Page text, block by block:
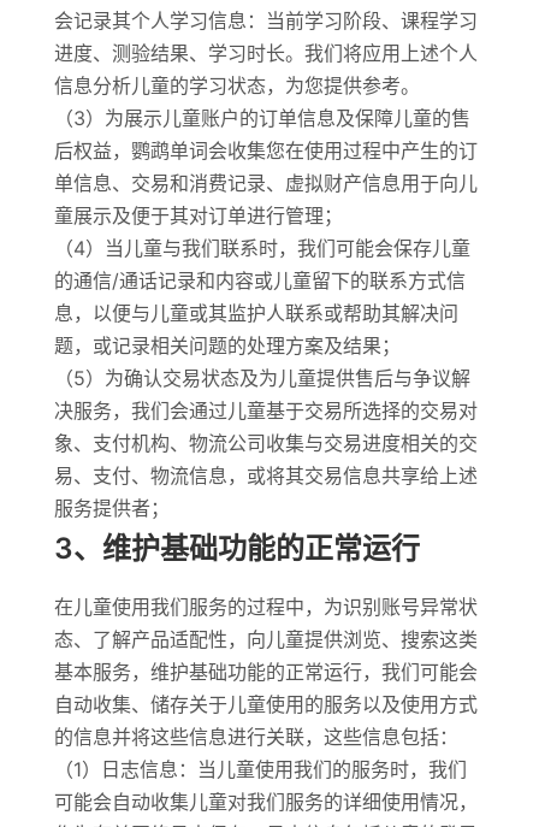
会记录其个人学习信息：当前学习阶段、课程学习
进度、测验结果、学习时长。我们将应用上述个人
信息分析儿童的学习状态，为您提供参考。
（3）为展示儿童账户的订单信息及保障儿童的售
后权益，鹦鹉单词会收集您在使用过程中产生的订
单信息、交易和消费记录、虚拟财产信息用于向儿
童展示及便于其对订单进行管理；
（4）当儿童与我们联系时，我们可能会保存儿童
的通信/通话记录和内容或儿童留下的联系方式信
息，以便与儿童或其监护人联系或帮助其解决问
题，或记录相关问题的处理方案及结果；
（5）为确认交易状态及为儿童提供售后与争议解
决服务，我们会通过儿童基于交易所选择的交易对
象、支付机构、物流公司收集与交易进度相关的交
易、支付、物流信息，或将其交易信息共享给上述
服务提供者；
3、维护基础功能的正常运行
在儿童使用我们服务的过程中，为识别账号异常状
态、了解产品适配性，向儿童提供浏览、搜索这类
基本服务，维护基础功能的正常运行，我们可能会
自动收集、储存关于儿童使用的服务以及使用方式
的信息并将这些信息进行关联，这些信息包括：
（1）日志信息：当儿童使用我们的服务时，我们
可能会自动收集儿童对我们服务的详细使用情况，